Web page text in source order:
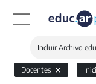
Incluir Archivo
Docentes